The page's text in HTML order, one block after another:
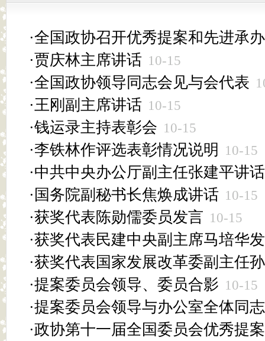
·全国政协召开优秀提案和先进承
·贾庆林主席讲话 10-15
·全国政协领导同志会见与会代表
·王刚副主席讲话 10-15
·钱运录主持表彰会 10-15
·李铁林作评选表彰情况说明 10-15
·中共中央办公厅副主任张建平讲话
· 国务院副秘书长焦焕成讲话 10-15
·获奖代表陈勋儒委员发言 10-15
·获奖代表民建中央副主席马培华
·获奖代表国家发展改革委副主任
·提案委员会领导、委员合影 10-15
·提案委员会领导与办公室全体同
·政协第十一届全国委员会优秀提